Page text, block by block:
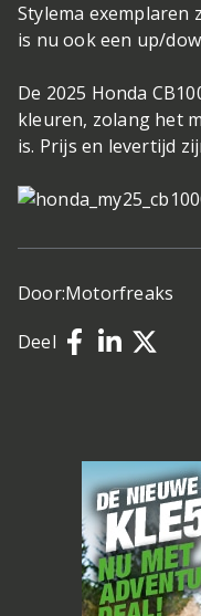
Stylema exemplaren
is nu ook een up/
De 2025 Honda
kleuren, zolang het
is. Prijs en levertijd
Door:Motorfreaks
Deel